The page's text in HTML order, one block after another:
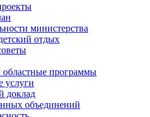
министерства
отдых
программы
услуги
доклад
объединений